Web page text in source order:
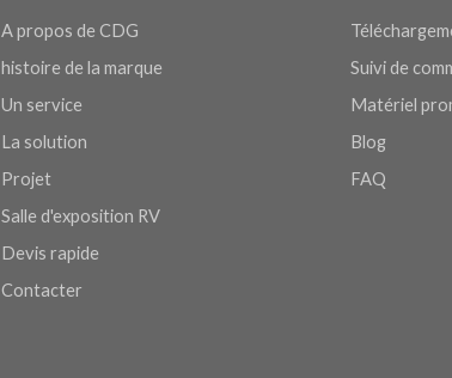
A propos de CDG
histoire de la marque
Un service
La solution
Projet
Salle d'exposition RV
Devis rapide
Contacter
Suivi de
Matériel
Blog
FAQ